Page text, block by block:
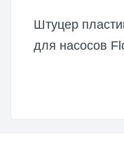
Штуцер
для насосов